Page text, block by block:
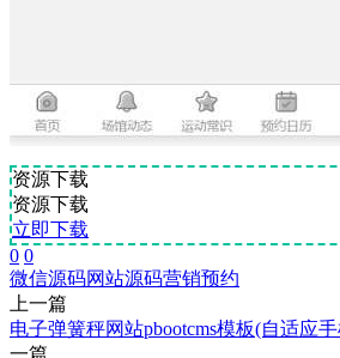
资源下载
资源下载
立即下载
0 0
微信源码网站源码营销预约
上一篇
电子弹簧秤网站pbootcms模板(自适应
一篇